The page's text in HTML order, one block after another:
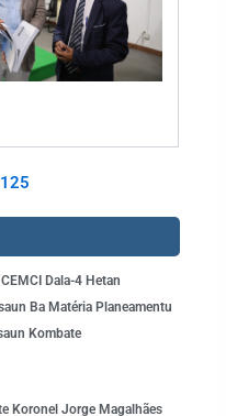
Dala-4 Hetan
Ba Matéria Planeamentu
Kombate
Koronel Jorge Magalhães